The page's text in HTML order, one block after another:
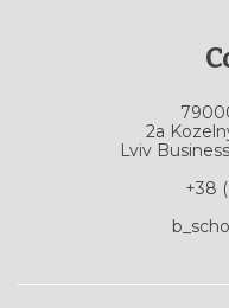
2a
Lviv
+38